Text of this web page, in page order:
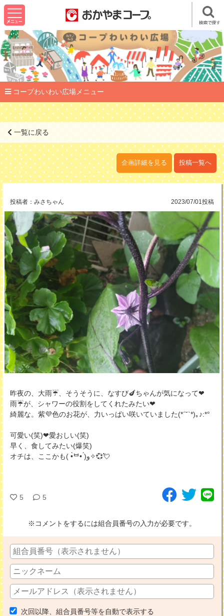
コープわいわい広場メニュー
一覧に戻る
企画詳細を見る 投稿一覧へ
投稿者： みさちゃん 2023/07/01投稿
昨夜の、大雨☔、そうそうに、なすび🍆ちゃんが気になって❤
雨☔が、シャワーの役割をしてくれたみたい❤
綺麗な。紫💜色のお花が、力いっぱい咲いていました(*ˊ˘ˋ*)｡♪:*°
可愛い(笑)❤愛おしい(笑)
早く、食してみたい(爆笑)
オチは、ここかも( •̀ᄇ• ́)ﻭ✧💞💘
5 5
※コメントをするには組合員番号の入力が必要です。
次回以降、組合員番号等を自動で表示する